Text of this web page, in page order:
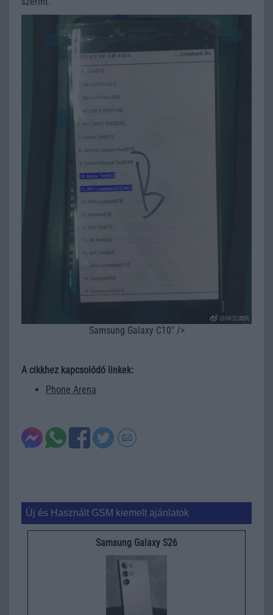
Samsung Galaxy C10" />
A cikkhez kapcsolódó linkek:
Phone Arena
Új és Használt GSM kiemelt ajánlatok
Samsung Galaxy S26